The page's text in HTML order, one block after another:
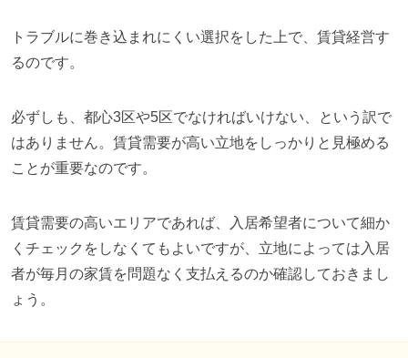
トラブルに巻き込まれにくい選択をした上で、賃貸経営す
るのです。
必ずしも、都心3区や5区でなければいけない、という訳で
はありません。賃貸需要が高い立地をしっかりと見極める
ことが重要なのです。
賃貸需要の高いエリアであれば、入居希望者について細か
くチェックをしなくてもよいですが、立地によっては入居
者が毎月の家賃を問題なく支払えるのか確認しておきまし
ょう。